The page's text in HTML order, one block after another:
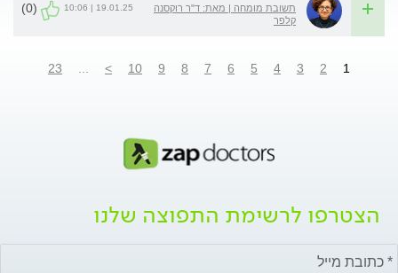
תשובת מומחה | מאת: ד"ר רוקסנה
קלפר
19.01.25 | 10:06
(0)
1
2
3
4
5
6
7
8
9
10
>
23
הצטרפו לרשימת התפוצה שלנו